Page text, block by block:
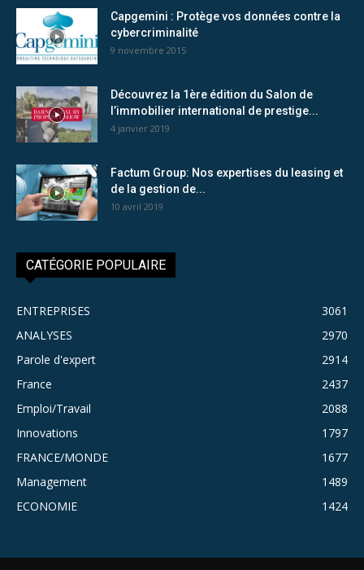
Capgemini : Protège vos données contre la
cybercriminalité
9 novembre 2015
Découvrez la 1ère édition du Salon de
l’immobilier international de prestige...
4 janvier 2019
Factum Group: Nos expertises du leasing et
de la gestion de...
10 avril 2019
CATÉGORIE POPULAIRE
ENTREPRISES
3061
ANALYSES
2970
Parole d'expert
2914
France
2437
Emploi/Travail
2088
Innovations
1797
FRANCE/MONDE
1677
Management
1489
ECONOMIE
1424